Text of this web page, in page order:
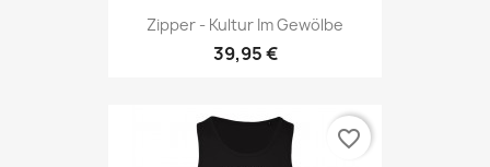
Zipper - Kultur Im Gewölbe
39,95 €
favorite_border